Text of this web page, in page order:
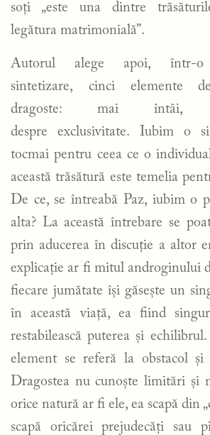
soți „este una dintre
legătura matrimonială”.
Autorul alege apoi, într-o
sintetizare, cinci elemente
dragoste: mai întâi,
despre exclusivitate. Iubim o
tocmai pentru ceea ce o
această trăsătură este temelia
De ce, se întreabă Paz, iubim o
alta? La această întrebare se
prin aducerea în discuție a altor
explicație ar fi mitul androginului
fiecare jumătate își găsește un
în această viață, ea fiind
restabilească puterea și
element se referă la obstacol și
Dragostea nu cunoște limitări și
orice natură ar fi ele, ea scapă din
scapă oricărei prejudecăți sau